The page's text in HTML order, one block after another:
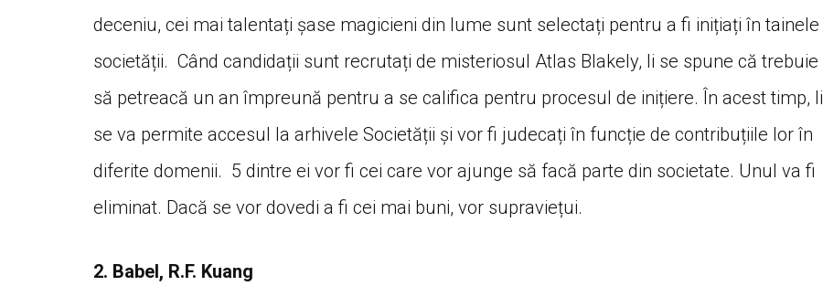
deceniu, cei mai talentați șase magicieni din lume sunt selectați pentru a fi inițiați în tainele
societății. Când candidații sunt recrutați de misteriosul Atlas Blakely, li se spune că trebuie
să petreacă un an împreună pentru a se califica pentru procesul de inițiere. În acest timp, li
se va permite accesul la arhivele Societății și vor fi judecați în funcție de contribuțiile lor în
diferite domenii. 5 dintre ei vor fi cei care vor ajunge să facă parte din societate. Unul va fi
eliminat. Dacă se vor dovedi a fi cei mai buni, vor supraviețui.
2. Babel, R.F. Kuang